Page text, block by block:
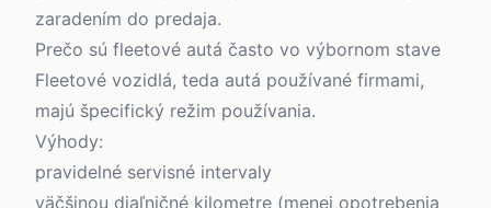
zaradením do predaja.
Prečo sú fleetové autá často vo výbornom stave
Fleetové vozidlá, teda autá používané firmami,
majú špecifický režim používania.
Výhody:
pravidelné servisné intervaly
väčšinou diaľničné kilometre (menej opotrebenia